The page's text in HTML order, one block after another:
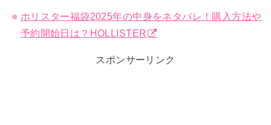
ホリスター福袋2025年の中身をネタバレ！購入方法や
予約開始日は？HOLLISTER
スポンサーリンク